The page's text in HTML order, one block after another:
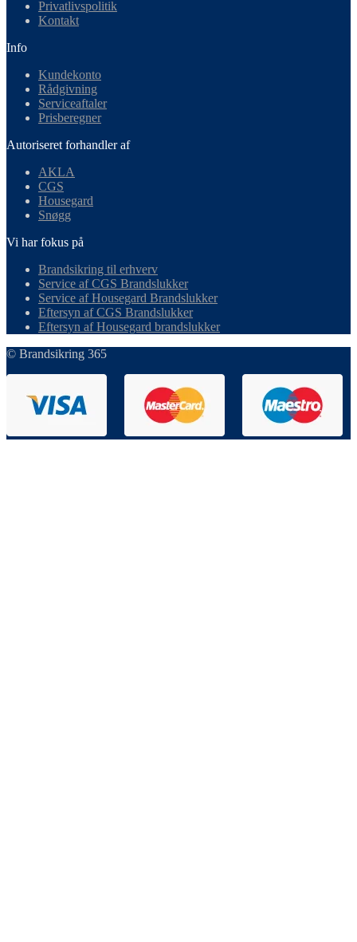
Privatlivspolitik
Kontakt
Info
Kundekonto
Rådgivning
Serviceaftaler
Prisberegner
Autoriseret forhandler af
AKLA
CGS
Housegard
Snøgg
Vi har fokus på
Brandsikring til erhverv
Service af CGS Brandslukker
Service af Housegard Brandslukker
Eftersyn af CGS Brandslukker
Eftersyn af Housegard brandslukker
© Brandsikring 365